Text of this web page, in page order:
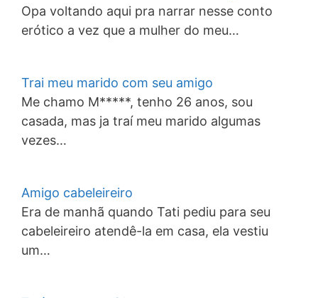
Opa voltando aqui pra narrar nesse conto
erótico a vez que a mulher do meu…
Trai meu marido com seu amigo
Me chamo M*****, tenho 26 anos, sou
casada, mas ja traí meu marido algumas
vezes…
Amigo cabeleireiro
Era de manhã quando Tati pediu para seu
cabeleireiro atendê-la em casa, ela vestiu
um…